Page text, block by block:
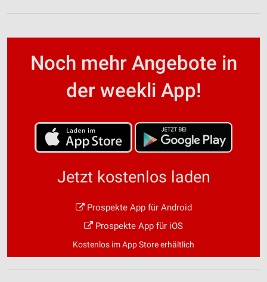
Noch mehr Angebote in
der weekli App!
Jetzt kostenlos laden
Prospekte App für Android
Prospekte App für iOS
Kostenlos im App Store erhältlich